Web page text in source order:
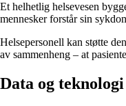
Et helhetlig helsevesen
mennesker forstår sin
Helsepersonell kan støtte
av sammenheng – at
Data og